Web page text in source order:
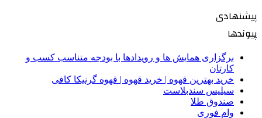
پیشنهادی
پیوندها
برگزاری همایش ها و رویدادها با بودجه متناسب کسب و
کارتان
خرید بهترین قهوه | خرید قهوه | قهوه گرنیکا کافی
سیلیس سندبلاست
صندوق طلا
وام فوری